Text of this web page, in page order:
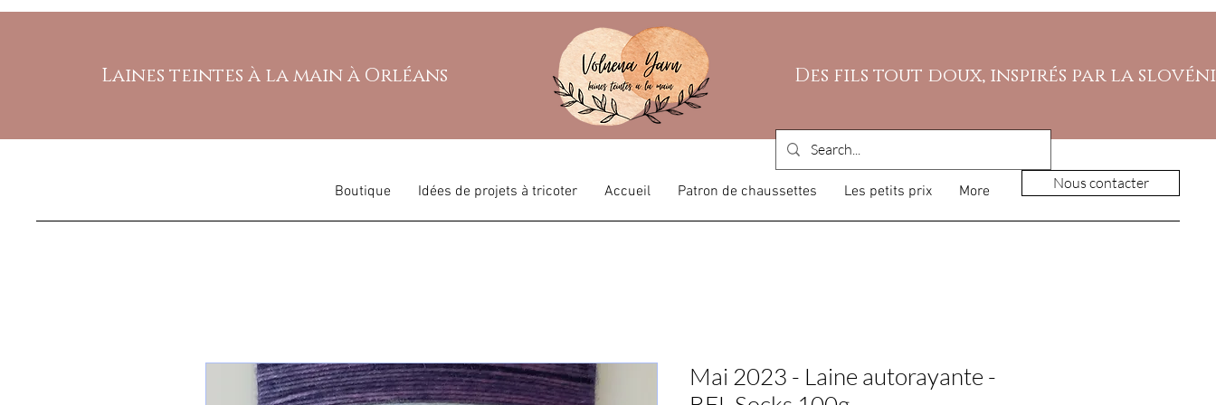
Laines teintes à la main à Orléans Des fils tout doux, inspirés par la
Boutique Idées de projets à tricoter Accueil Patron de chaussettes Les petits prix More Nous contacter
Mai 2023 - Laine autorayante -